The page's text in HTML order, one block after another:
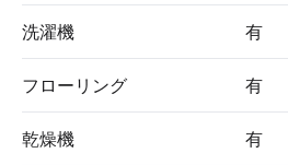
洗濯機 有
フローリング 有
乾燥機 有